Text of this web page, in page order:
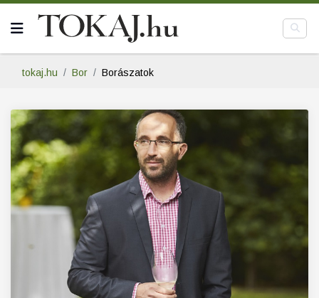
tokaj.hu Bor Borászatok